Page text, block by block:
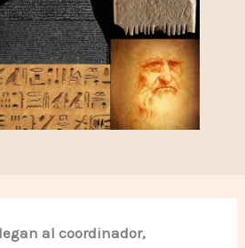
al coordinador,